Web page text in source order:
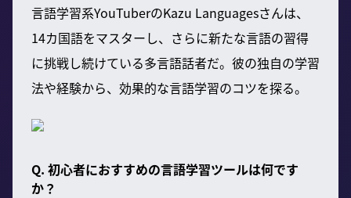
言語学習系YouTuberのKazu Languagesさんは、
14カ国語をマスターし、さらに新たな言語の習得
に挑戦し続けている多言語話者だ。彼の独自の学習
法や経験から、効果的な言語学習のコツを探る。
Q. 初心者におすすめの言語学習ツールは何です
か？